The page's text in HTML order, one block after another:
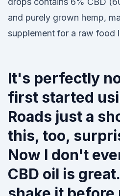
and purely grown hemp,
supplement for a raw food
It's perfectly
first started
Roads just a
this, too,
Now I don't
CBD oil is